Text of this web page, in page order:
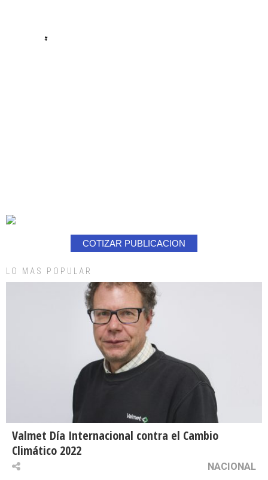
#
COTIZAR PUBLICACION
LO MAS POPULAR
Valmet Día Internacional contra el Cambio
Climático 2022
NACIONAL